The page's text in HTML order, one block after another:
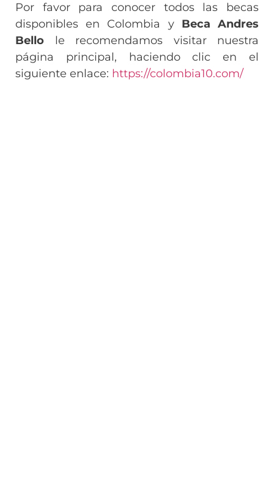
Por favor para conocer todos las becas
disponibles en Colombia y Beca Andres
Bello le recomendamos visitar nuestra
página principal, haciendo clic en el
siguiente enlace: https://colombia10.com/